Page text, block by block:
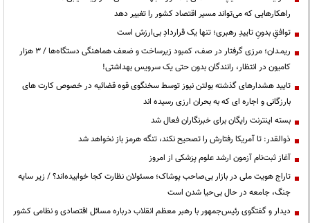
راهکارهایی که می‌تواند مسیر اقتصاد کشور را تغییر دهد
توافقِ بدونِ تاییدِ رهبری؛ تنها یک قراردادِ بی‌ارزش است
ریمـدان؛ مرزی گرفتار در صف، کمبود زیرساخت و ضعف هماهنگی دستگاه‌ها / ۳ هزار
کامیون در انتظار، رانندگان بدون حتی یک سرویس بهداشتی!
تایید هشدارهای گذشته بولتن نیوز توسط سخنگوی قوه قضائیه در خصوص کارت های
بارزگانی و اجاره ای که به بحران ارزی رسیده اند
بسته اینترنت رایگان برای خبرنگاران فعال شد
ذوالقدر: تا آمریکا رفتارش را تصحیح نکند، تنگه هرمز باز نخواهد شد
آغاز ثبت‌نام آزمون ارشد علوم پزشکی از امروز
تاراج هویت ملی در بازار بی‌صاحب پوشاک؛ مسئولان نظارت کجا خوابیده‌اند؟ / زیر سایه
جنگ، جامعه در حال بی‌حیا شدن است
دیدار و گفتگوی رئیس‌جمهور با رهبر معظم انقلاب درباره مسائل اقتصادی و نظامی کشور